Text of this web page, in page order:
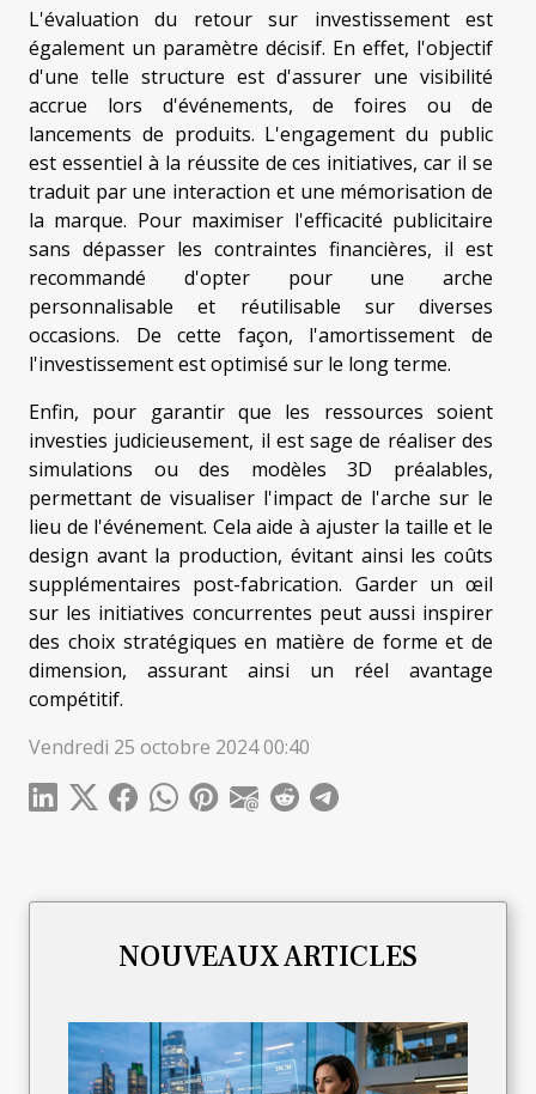
L'évaluation du retour sur investissement est
également un paramètre décisif. En effet, l'objectif
d'une telle structure est d'assurer une visibilité
accrue lors d'événements, de foires ou de
lancements de produits. L'engagement du public
est essentiel à la réussite de ces initiatives, car il se
traduit par une interaction et une mémorisation de
la marque. Pour maximiser l'efficacité publicitaire
sans dépasser les contraintes financières, il est
recommandé d'opter pour une arche
personnalisable et réutilisable sur diverses
occasions. De cette façon, l'amortissement de
l'investissement est optimisé sur le long terme.
Enfin, pour garantir que les ressources soient
investies judicieusement, il est sage de réaliser des
simulations ou des modèles 3D préalables,
permettant de visualiser l'impact de l'arche sur le
lieu de l'événement. Cela aide à ajuster la taille et le
design avant la production, évitant ainsi les coûts
supplémentaires post-fabrication. Garder un œil
sur les initiatives concurrentes peut aussi inspirer
des choix stratégiques en matière de forme et de
dimension, assurant ainsi un réel avantage
compétitif.
Vendredi 25 octobre 2024 00:40
NOUVEAUX ARTICLES